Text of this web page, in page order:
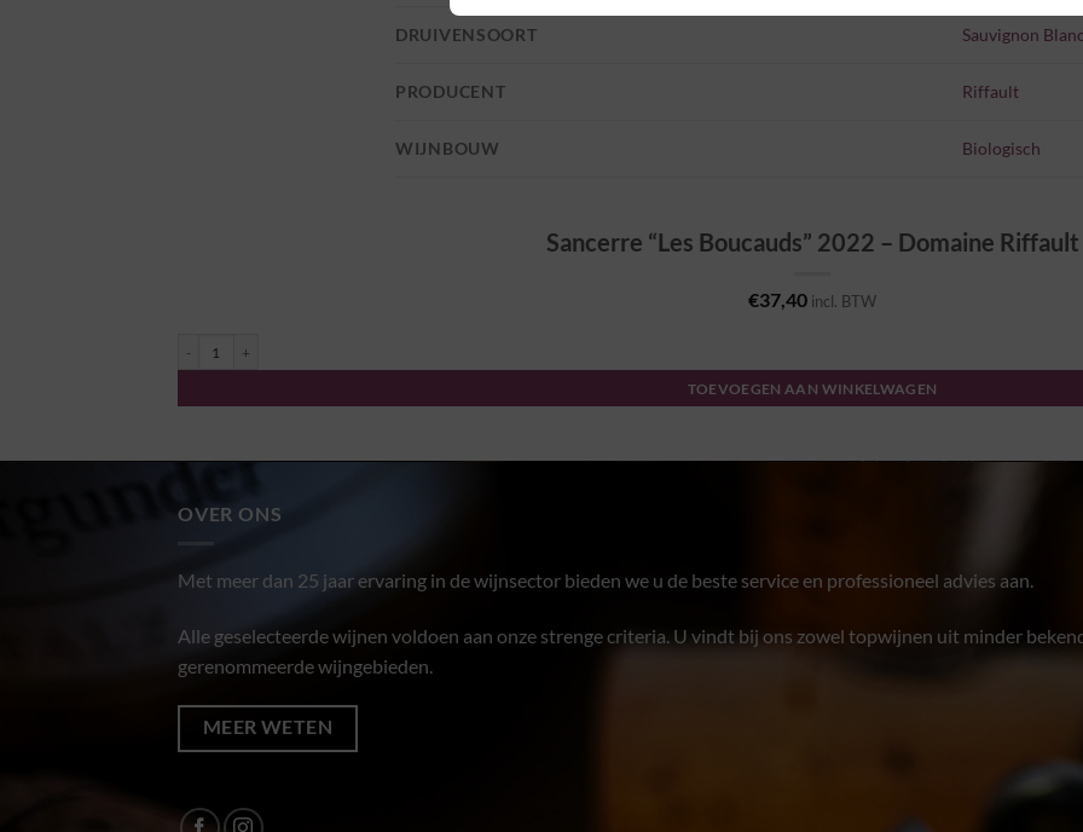
DRUIVENSOORT Sauvignon
PRODUCENT Riffault
WIJNBOUW Biologisch
Sancerre “Les Boucauds” 2022 – Domaine Riffault
€37,40 incl. BTW
TOEVOEGEN AAN WINKELWAGEN
OVER ONS
Met meer dan 25 jaar ervaring in de wijnsector bieden we u de beste service en professioneel advies aan.
Alle geselecteerde wijnen voldoen aan onze strenge criteria. U vindt bij ons zowel topwijnen uit minder
gerenommeerde wijngebieden.
MEER WETEN